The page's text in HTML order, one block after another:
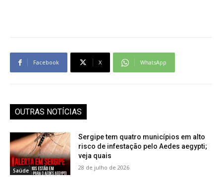
Facebook X WhatsApp
OUTRAS NOTÍCIAS
Saúde
Sergipe tem quatro municípios em alto
risco de infestação pelo Aedes aegypti;
veja quais
28 de julho de 2026